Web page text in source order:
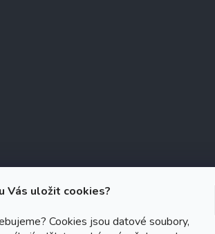
Vás uložit cookies?
Cookies jsou datové soubory,